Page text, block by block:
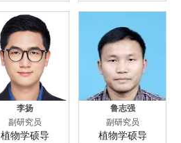
李扬
副研究员
植物学硕导
鲁志强
副研究员
植物学硕导